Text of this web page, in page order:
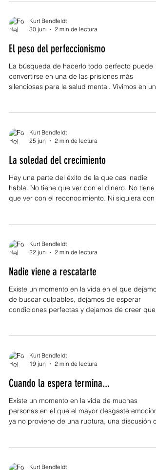
poseemos es temporal. Sin embargo, existe
que ninguna crisis, ninguna traición, ninguna
por completo. Tu carácter. Vivimos en una
donde muchas personas dedi
Kurt Bendfeldt
30 jun
2 min de lectura
El peso del perfeccionismo
La búsqueda de hacerlo todo perfecto puede
convertirse en una de las prisiones más
silenciosas para la salud mental. Vivimos en una
perfeccionismo no es un deseo de hacer bien
cosas; es una necesidad constante de evitar
puede convertirse en un fracaso, que cada
Kurt Bendfeldt
25 jun
2 min de lectura
La soledad del crecimiento
Hay una parte del éxito de la que casi nadie
habla. No tiene que ver con el dinero. No tiene
que ver con el reconocimiento. Ni siquiera con
prioridades, la forma en que administra su
tiempo y, muchas veces, también cambian las
mejor que otro, sino porque el crecimiento
Kurt Bendfeldt
22 jun
2 min de lectura
Nadie viene a rescatarte
Existe un momento en la vida en el que dejamos
de buscar culpables, dejamos de esperar
condiciones perfectas y dejamos de creer que
aceptar una verdad que cambia todo: nadie
viene a rescatarnos. Durante años nos enseñan
ayuda adecuada, el contacto indicado, el
reconocimiento merecido o las circunstanc
Kurt Bendfeldt
19 jun
2 min de lectura
Cuando la espera termina...
Existe un momento en la vida de muchas
personas en el que el mayor desgaste
ya no proviene de una ruptura, una discusión o
decisión que alguien más debe tomar. Es una
Kurt Bendfeldt